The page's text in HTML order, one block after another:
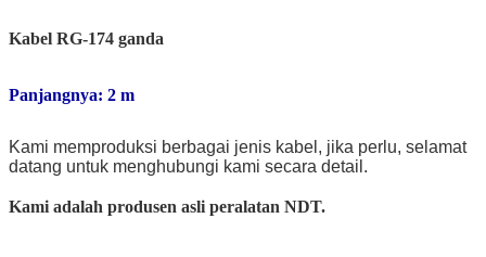
Kabel RG-174 ganda
Panjangnya: 2 m
Kami memproduksi berbagai jenis kabel, jika perlu, selamat
datang untuk menghubungi kami secara detail.
Kami adalah produsen asli peralatan NDT.